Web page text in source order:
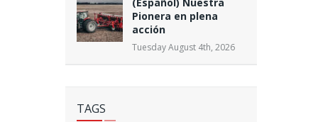
Pionera en plena
acción
Tuesday August 4th, 2026
TAGS